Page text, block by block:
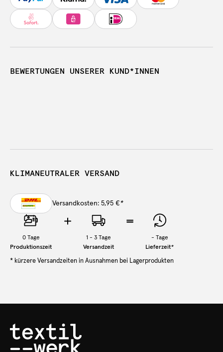
BEWERTUNGEN UNSERER KUND*INNEN
KLIMANEUTRALER VERSAND
Versandkosten: 5,95 €*
0Tage
Produktionszeit
1 - 3 Tage
Versandzeit
- Tage
Lieferzeit*
* kürzere Versandzeiten in Ausnahmen bei Lagerprodukten